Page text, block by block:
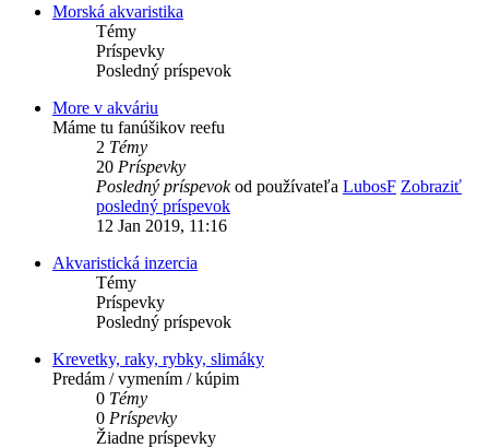
Morská akvaristika
Témy
Príspevky
Posledný príspevok
More v akváriu
Máme tu fanúšikov reefu
2 Témy
20 Príspevky
Posledný príspevokod používateľa LubosF Zobraziť
posledný príspevok
12 Jan 2019, 11:16
Akvaristická inzercia
Témy
Príspevky
Posledný príspevok
Krevetky, raky, rybky, slimáky
Predám / vymením / kúpim
0 Témy
0 Príspevky
Žiadne príspevky